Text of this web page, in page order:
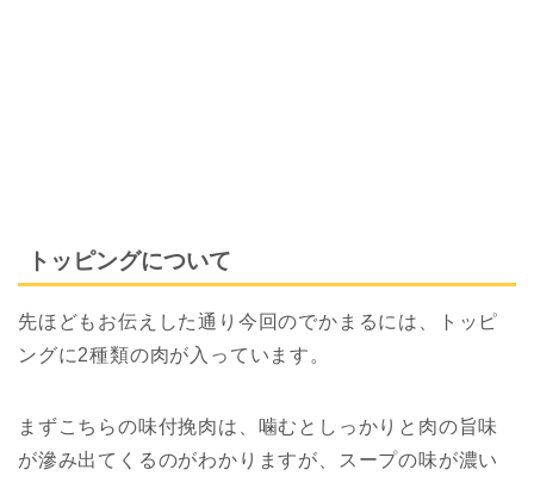
トッピングについて
先ほどもお伝えした通り今回のでかまるには、トッピ
ングに2種類の肉が入っています。
まずこちらの味付挽肉は、噛むとしっかりと肉の旨味
が滲み出てくるのがわかりますが、スープの味が濃い